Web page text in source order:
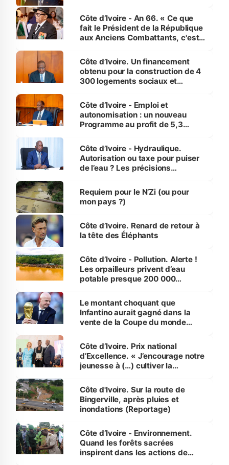
Côte d’Ivoire - An 66. « Ce que
fait le Président de la République
aux Anciens Combattants, c'est
Côte d’Ivoire. Un financement
obtenu pour la construction de 4
300 logements sociaux et
et Yamoussoukro
Côte d’Ivoire - Emploi et
autonomisation : un nouveau
Programme au profit de 5,3
Côte d’Ivoire - Hydraulique.
Autorisation ou taxe pour puiser
de l’eau ? Les précisions
Requiem pour le N’Zi (ou pour
mon pays ?)
Côte d’Ivoire. Renard de retour à
la tête des Éléphants
Côte d’Ivoire - Pollution. Alerte !
Les orpailleurs privent d’eau
potable presque 200 000
Le montant choquant que
Infantino aurait gagné dans la
vente de la Coupe du monde
Côte d’Ivoire. Prix national
d’Excellence. « J’encourage notre
jeunesse à (…) cultiver la
(Alassane Ouattara
Côte d'Ivoire. Sur la route de
Bingerville, après pluies et
inondations (Reportage)
Côte d’Ivoire - Environnement.
Quand les forêts sacrées
inspirent dans les actions de